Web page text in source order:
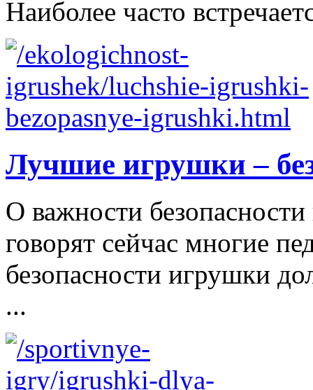
Наиболее часто
Лучшие игрушки –
О важности
говорят сейчас многие
безопасности игрушки
...